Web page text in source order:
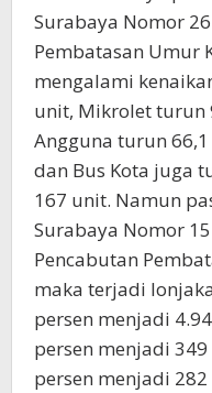
Surabaya Nomor
Pembatasan Umur
mengalami
unit, Mikrolet turun
Angguna turun
dan Bus Kota juga
167 unit. Namun
Surabaya Nomor
Pencabutan
maka terjadi
persen menjadi
persen menjadi
persen menjadi